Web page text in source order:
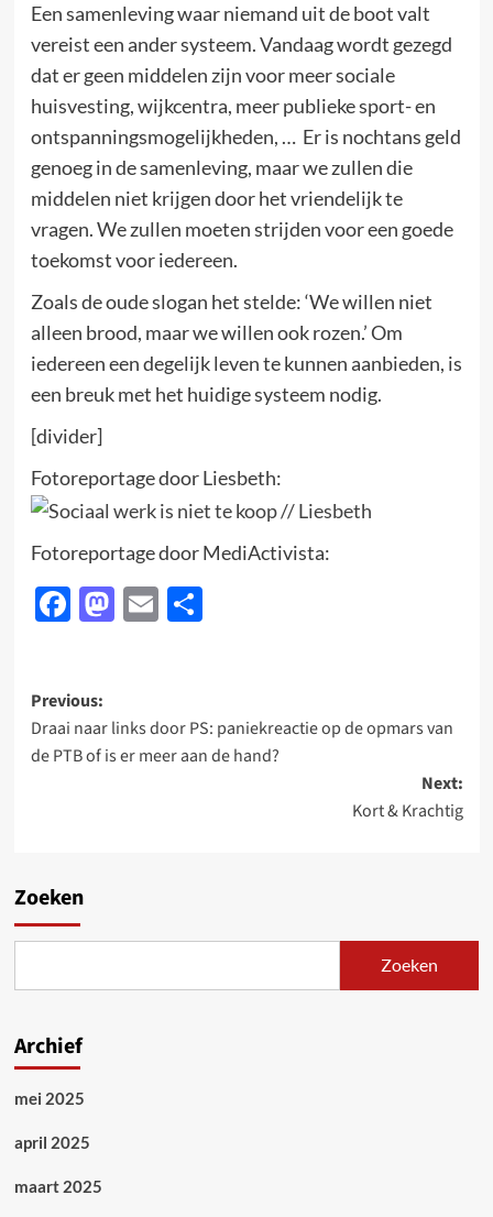
Een samenleving waar niemand uit de boot valt
vereist een ander systeem. Vandaag wordt gezegd
dat er geen middelen zijn voor meer sociale
huisvesting, wijkcentra, meer publieke sport- en
ontspanningsmogelijkheden, … Er is nochtans geld
genoeg in de samenleving, maar we zullen die
middelen niet krijgen door het vriendelijk te
vragen. We zullen moeten strijden voor een goede
toekomst voor iedereen.
Zoals de oude slogan het stelde: ‘We willen niet
alleen brood, maar we willen ook rozen.’ Om
iedereen een degelijk leven te kunnen aanbieden, is
een breuk met het huidige systeem nodig.
[divider]
Fotoreportage door Liesbeth:
Fotoreportage door MediActivista:
Facebook
Mastodon
EmailDelen
Post
navigation
Previous:
Draai naar links door PS: paniekreactie op de opmars van
de PTB of is er meer aan de hand?
Next:
Kort & Krachtig
Zoeken
Zoeken
Archief
mei 2025
april 2025
maart 2025